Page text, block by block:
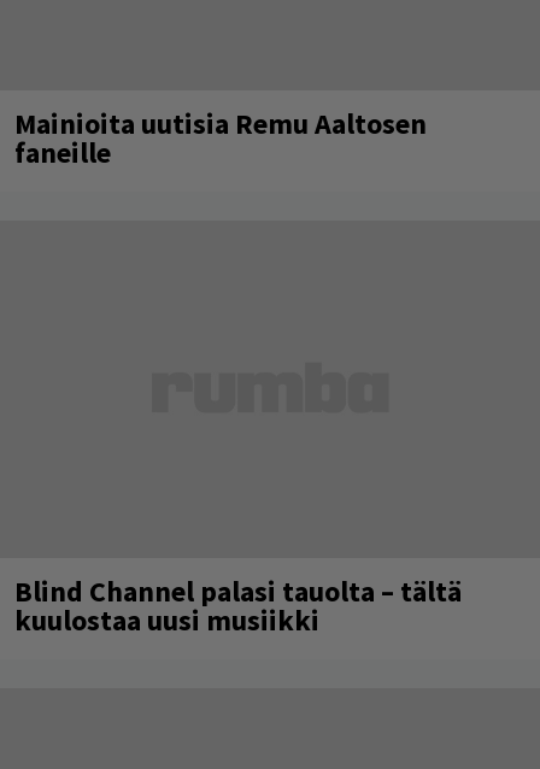
Mainioita uutisia Remu Aaltosen
faneille
Blind Channel palasi tauolta – tältä
kuulostaa uusi musiikki